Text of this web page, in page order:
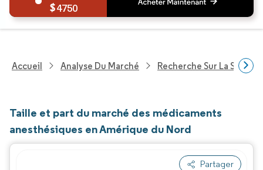
4750
Accueil Analyse Du Marché Recherche Sur La Santé
Taille et part du marché des médicaments
anesthésiques en Amérique du Nord
Partager